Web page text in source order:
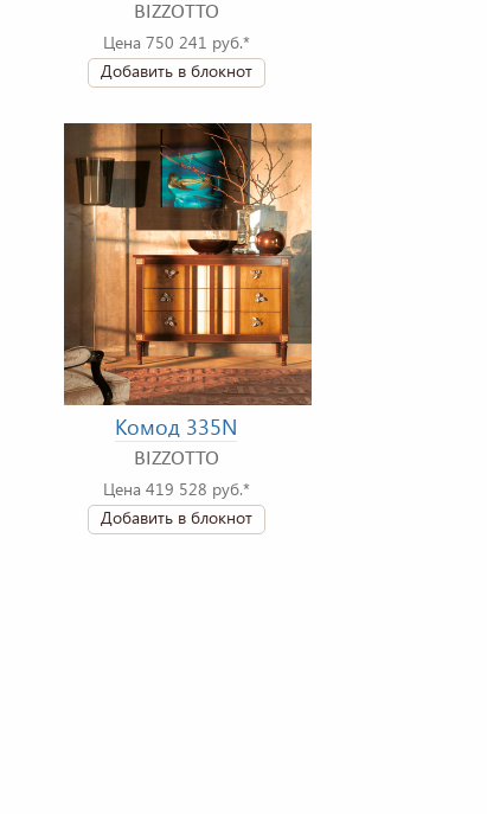
BIZZOTTO
Цена 750 241 руб.*
Добавить в блокнот
Комод 335N
BIZZOTTO
Цена 419 528 руб.*
Добавить в блокнот